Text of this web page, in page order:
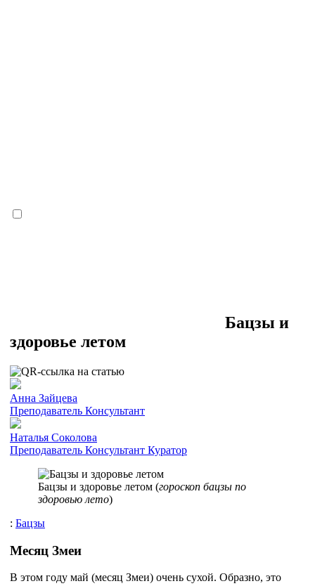
Бацзы и
здоровье летом
Анна Зайцева
Преподаватель Консультант
Наталья Соколова
Преподаватель Консультант Куратор
Бацзы и здоровье летом (гороскоп бацзы по
здоровью лето)
: Бацзы
Месяц Змеи
В этом году май (месяц Змеи) очень сухой. Образно, это